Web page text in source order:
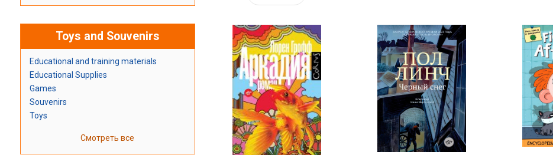
Toys and Souvenirs
Educational and training materials
Educational Supplies
Games
Souvenirs
Toys
Смотреть все